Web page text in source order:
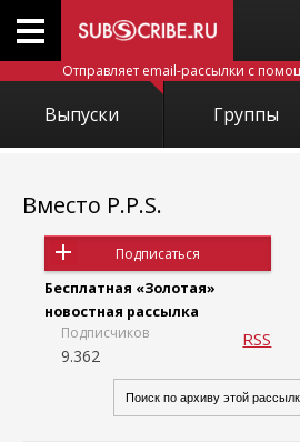
Отправляет email-рассылки с
Выпуски Группы
Вместо P.P.S.
Подписаться
Бесплатная «Золотая»
новостная рассылка
Подписчиков
9.362
RSS